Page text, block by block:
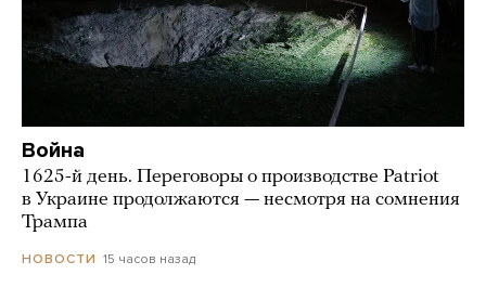
Война
1625-й день. Переговоры о производстве Patriot
в Украине продолжаются — несмотря на сомнения
Трампа
НОВОСТИ 15 часов назад